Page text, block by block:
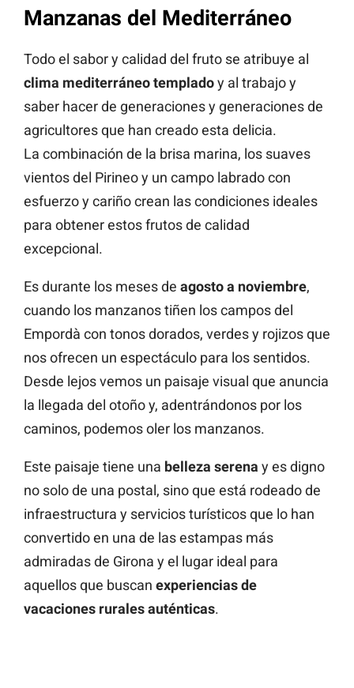
Manzanas del Mediterráneo
Todo el sabor y calidad del fruto se atribuye al
clima mediterráneo templadoy al trabajo y
saber hacer de generaciones y generaciones de
agricultores que han creado esta delicia.
La combinación de la brisa marina, los suaves
vientos del Pirineo y un campo labrado con
esfuerzo y cariño crean las condiciones ideales
para obtener estos frutos de calidad
excepcional.
Es durante los meses de agosto a noviembre,
cuando los manzanos tiñen los campos del
Empordà con tonos dorados, verdes y rojizos que
nos ofrecen un espectáculo para los sentidos.
Desde lejos vemos un paisaje visual que anuncia
la llegada del otoño y, adentrándonos por los
caminos, podemos oler los manzanos.
Este paisaje tiene una belleza serena y es digno
no solo de una postal, sino que está rodeado de
infraestructura y servicios turísticos que lo han
convertido en una de las estampas más
admiradas de Girona y el lugar ideal para
aquellos que buscan experiencias de
vacaciones rurales auténticas.